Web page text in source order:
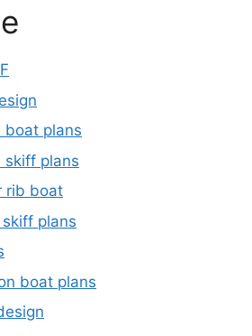
boat plans
skiff plans
rib boat
plans
boat plans